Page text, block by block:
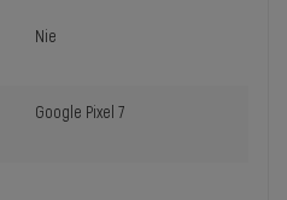
Nie
Google Pixel 7